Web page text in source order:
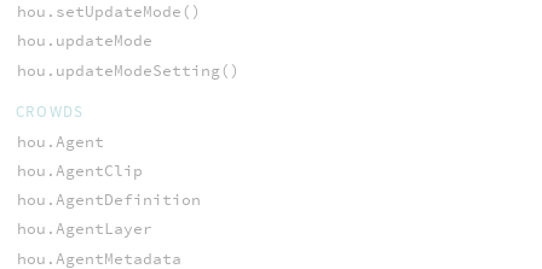
hou.setUpdateMode()
hou.updateMode
hou.updateModeSetting()
CROWDS
hou.Agent
hou.AgentClip
hou.AgentDefinition
hou.AgentLayer
hou.AgentMetadata